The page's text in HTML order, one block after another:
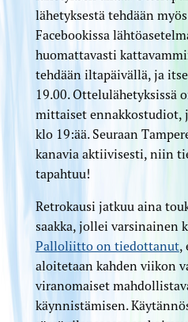
lähetyksestä tehdään
Facebookissa
huomattavasti
tehdään iltapäivällä, ja
19.00. Ottelulähetyksissä
mittaiset ennakkostudiot,
klo 19:ää. Seuraan
kanavia aktiivisesti, niin
tapahtuu!
Retrokausi jatkuu aina
saakka, jollei varsinainen
Palloliitto on tiedottanut,
aloitetaan kahden viikon
viranomaiset
käynnistämisen.